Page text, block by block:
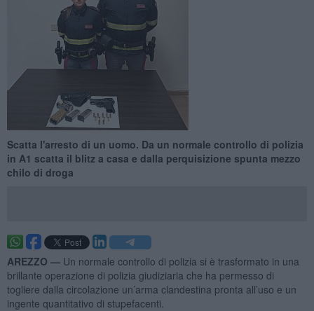
Scatta l'arresto di un uomo. Da un normale controllo di polizia
in A1 scatta il blitz a casa e dalla perquisizione spunta mezzo
chilo di droga
AREZZO — Un normale controllo di polizia si è trasformato in una
brillante operazione di polizia giudiziaria che ha permesso di
togliere dalla circolazione un’arma clandestina pronta all’uso e un
ingente quantitativo di stupefacenti.